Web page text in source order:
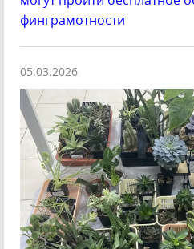
финграмотности
05.03.2026